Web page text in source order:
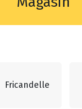
Fricandelle